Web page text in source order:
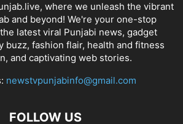
where we unleash the vibrant
and beyond! We're your one-stop
latest viral Punjabi news, gadget
buzz, fashion flair, health and fitness
and captivating web stories.
newstvpunjabinfo@gmail.com
FOLLOW US